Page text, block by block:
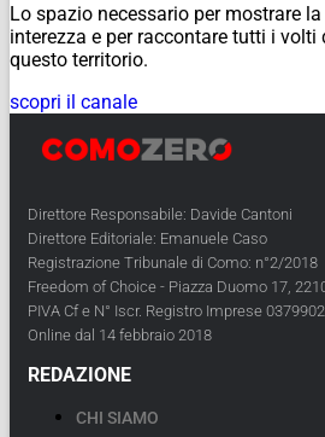
Lo spazio necessario per mostrare
interezza e per raccontare tutti i volti
questo territorio.
scopri il canale
Direttore Responsabile: Davide Cantoni
Direttore Editoriale: Emanuele Caso
Registrazione Tribunale di Como: n°2/2018
Freedom of Choice - Piazza Duomo 17,
PIVA Cf e N° Iscr. Registro Imprese
Online dal 14 febbraio 2018
REDAZIONE
CHI SIAMO